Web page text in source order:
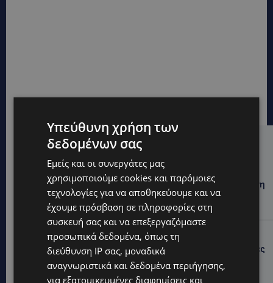
Hot this week
UPDATES
ΦΕΙΔΙΑΣ ΠΑΝΑΓΙΩΤΟΥ: Η εμφάνισή του στην εκδήλωση
για Ισαάκ και Σολωμού προκάλεσε αντιδράσεις –
«Ασέβεια προς τους νεκρούς»-(Φώτο)
UPDATES
ΔΗΜΟΣ ΛΑΤΣΙΩΝ – ΓΕΡΙΟΥ: Πάνω από 8.000 υπογραφές
κατά των Δομών Ανηλίκων – Ζητούν γραπτή
δέσμευση από το Κράτος
Υπεύθυνη χρήση των
δεδομένων σας
Εμείς και οι συνεργάτες μας
χρησιμοποιούμε cookies και παρόμοιες
τεχνολογίες για να αποθηκεύουμε και να
έχουμε πρόσβαση σε πληροφορίες στη
συσκευή σας και να επεξεργαζόμαστε
προσωπικά δεδομένα, όπως τη
διεύθυνση IP σας, μοναδικά
αναγνωριστικά και δεδομένα περιήγησης,
για εξατομικευμένες διαφημίσεις και